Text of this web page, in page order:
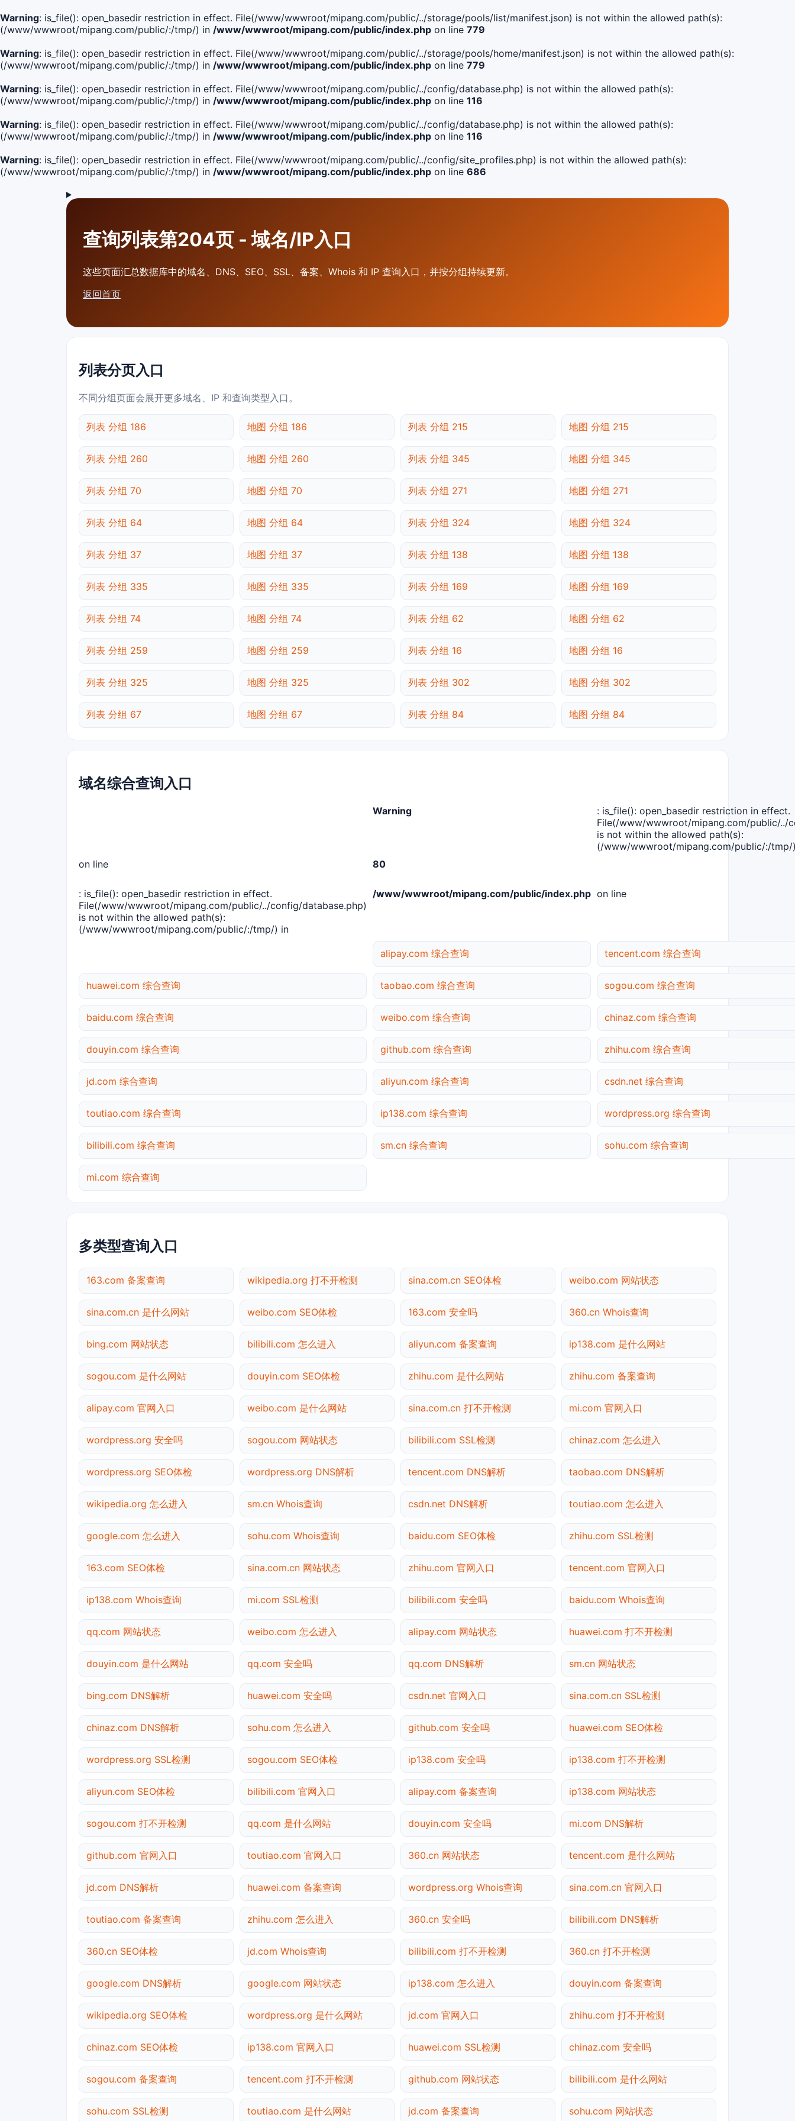
Warning: is_file(): open_basedir restriction in effect. File(/www/wwwroot/mipang.com/public/../storage/pools/list/manifest.json) is not within the allowed path(s):
(/www/wwwroot/mipang.com/public/:/tmp/) in /www/wwwroot/mipang.com/public/index.php on line 779
Warning: is_file(): open_basedir restriction in effect. File(/www/wwwroot/mipang.com/public/../storage/pools/home/manifest.json) is not within the allowed path(s):
(/www/wwwroot/mipang.com/public/:/tmp/) in /www/wwwroot/mipang.com/public/index.php on line 779
Warning: is_file(): open_basedir restriction in effect. File(/www/wwwroot/mipang.com/public/../config/database.php) is not within the allowed path(s):
(/www/wwwroot/mipang.com/public/:/tmp/) in /www/wwwroot/mipang.com/public/index.php on line 116
Warning: is_file(): open_basedir restriction in effect. File(/www/wwwroot/mipang.com/public/../config/database.php) is not within the allowed path(s):
(/www/wwwroot/mipang.com/public/:/tmp/) in /www/wwwroot/mipang.com/public/index.php on line 116
Warning: is_file(): open_basedir restriction in effect. File(/www/wwwroot/mipang.com/public/../config/site_profiles.php) is not within the allowed path(s):
(/www/wwwroot/mipang.com/public/:/tmp/) in /www/wwwroot/mipang.com/public/index.php on line 686
查询列表第204页 - 域名/IP入口
这些页面汇总数据库中的域名、DNS、SEO、SSL、备案、Whois 和 IP 查询入口，并按分组持续更新。
返回首页
列表分页入口
不同分组页面会展开更多域名、IP 和查询类型入口。
列表 分组 186 地图 分组 186 列表 分组 215 地图 分组 215
列表 分组 260 地图 分组 260 列表 分组 345 地图 分组 345
列表 分组 70 地图 分组 70 列表 分组 271 地图 分组 271
列表 分组 64 地图 分组 64 列表 分组 324 地图 分组 324
列表 分组 37 地图 分组 37 列表 分组 138 地图 分组 138
列表 分组 335 地图 分组 335 列表 分组 169 地图 分组 169
列表 分组 74 地图 分组 74 列表 分组 62 地图 分组 62
列表 分组 259 地图 分组 259 列表 分组 16 地图 分组 16
列表 分组 325 地图 分组 325 列表 分组 302 地图 分组 302
列表 分组 67 地图 分组 67 列表 分组 84 地图 分组 84
域名综合查询入口
Warning
: is_file(): open_basedir restriction in effect.
File(/www/wwwroot/mipang.com/public/../
is not within the allowed path(s):
(/www/wwwroot/mipang.com/public/:/tmp/
on line
80
: is_file(): open_basedir restriction in effect.
File(/www/wwwroot/mipang.com/public/../config/database.php)
is not within the allowed path(s):
(/www/wwwroot/mipang.com/public/:/tmp/) in
/www/wwwroot/mipang.com/public/index.php on line
alipay.com 综合查询 tencent.com 综合查询
huawei.com 综合查询 taobao.com 综合查询 sogou.com 综合查询
baidu.com 综合查询 weibo.com 综合查询 chinaz.com 综合查询
douyin.com 综合查询 github.com 综合查询 zhihu.com 综合查询
jd.com 综合查询 aliyun.com 综合查询 csdn.net 综合查询
toutiao.com 综合查询 ip138.com 综合查询 wordpress.org 综合查询
bilibili.com 综合查询 sm.cn 综合查询 sohu.com 综合查询
mi.com 综合查询
多类型查询入口
163.com 备案查询 wikipedia.org 打不开检测 sina.com.cn SEO体检 weibo.com 网站状态
sina.com.cn 是什么网站 weibo.com SEO体检 163.com 安全吗 360.cn Whois查询
bing.com 网站状态 bilibili.com 怎么进入 aliyun.com 备案查询 ip138.com 是什么网站
sogou.com 是什么网站 douyin.com SEO体检 zhihu.com 是什么网站 zhihu.com 备案查询
alipay.com 官网入口 weibo.com 是什么网站 sina.com.cn 打不开检测 mi.com 官网入口
wordpress.org 安全吗 sogou.com 网站状态 bilibili.com SSL检测 chinaz.com 怎么进入
wordpress.org SEO体检 wordpress.org DNS解析 tencent.com DNS解析 taobao.com DNS解析
wikipedia.org 怎么进入 sm.cn Whois查询 csdn.net DNS解析 toutiao.com 怎么进入
google.com 怎么进入 sohu.com Whois查询 baidu.com SEO体检 zhihu.com SSL检测
163.com SEO体检 sina.com.cn 网站状态 zhihu.com 官网入口 tencent.com 官网入口
ip138.com Whois查询 mi.com SSL检测 bilibili.com 安全吗 baidu.com Whois查询
qq.com 网站状态 weibo.com 怎么进入 alipay.com 网站状态 huawei.com 打不开检测
douyin.com 是什么网站 qq.com 安全吗 qq.com DNS解析 sm.cn 网站状态
bing.com DNS解析 huawei.com 安全吗 csdn.net 官网入口 sina.com.cn SSL检测
chinaz.com DNS解析 sohu.com 怎么进入 github.com 安全吗 huawei.com SEO体检
wordpress.org SSL检测 sogou.com SEO体检 ip138.com 安全吗 ip138.com 打不开检测
aliyun.com SEO体检 bilibili.com 官网入口 alipay.com 备案查询 ip138.com 网站状态
sogou.com 打不开检测 qq.com 是什么网站 douyin.com 安全吗 mi.com DNS解析
github.com 官网入口 toutiao.com 官网入口 360.cn 网站状态 tencent.com 是什么网站
jd.com DNS解析 huawei.com 备案查询 wordpress.org Whois查询 sina.com.cn 官网入口
toutiao.com 备案查询 zhihu.com 怎么进入 360.cn 安全吗 bilibili.com DNS解析
360.cn SEO体检 jd.com Whois查询 bilibili.com 打不开检测 360.cn 打不开检测
google.com DNS解析 google.com 网站状态 ip138.com 怎么进入 douyin.com 备案查询
wikipedia.org SEO体检 wordpress.org 是什么网站 jd.com 官网入口 zhihu.com 打不开检测
chinaz.com SEO体检 ip138.com 官网入口 huawei.com SSL检测 chinaz.com 安全吗
sogou.com 备案查询 tencent.com 打不开检测 github.com 网站状态 bilibili.com 是什么网站
sohu.com SSL检测 toutiao.com 是什么网站 jd.com 备案查询 sohu.com 网站状态